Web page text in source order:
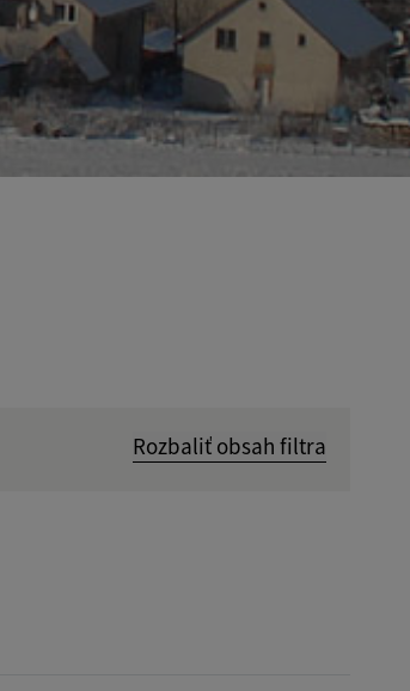
Rozbaliť obsah filtra